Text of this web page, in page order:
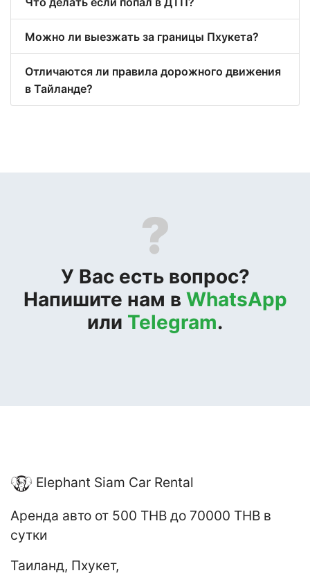
Можно ли выезжать за границы Пхукета?
Отличаются ли правила дорожного движения
в Тайланде?
?
У Вас есть вопрос?
Напишите нам в WhatsApp
или Telegram.
Elephant Siam Car Rental
Аренда авто от 500 THB до 70000 THB в
сутки
Таиланд, Пхукет,